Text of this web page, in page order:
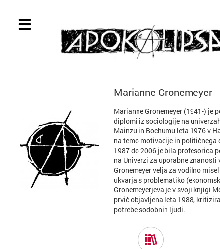
Marianne Gronemeyer
Marianne Gronemeyer (1941-) je
diplomi iz sociologije na
Mainzu in Bochumu leta 1976 v
na temo motivacije in političnega
1987 do 2006 je bila profesorica
na Univerzi za uporabne znanosti
Gronemeyer velja za vodilno
ukvarja s problematiko
Gronemeyerjeva je v svoji knjigi
prvič objavljena leta 1988,
potrebe sodobnih ljudi.